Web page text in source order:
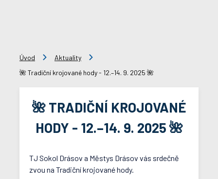
Úvod
Aktuality
🌺 Tradiční krojované hody - 12.–14. 9. 2025 🌺
🌺 TRADIČNÍ KROJOVANÉ
HODY - 12.–14. 9. 2025 🌺
TJ Sokol Drásov a Městys Drásov vás srdečně
zvou na Tradiční krojované hody.